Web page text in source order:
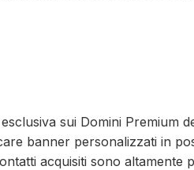
sui Domini Premium
banner personalizzati in
acquisiti sono altamente